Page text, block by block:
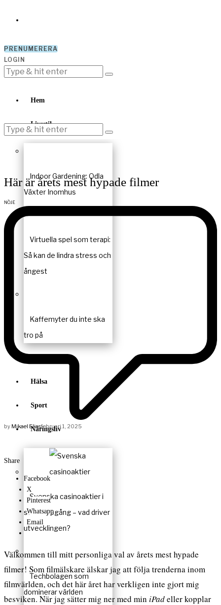
PRENUMERERA
LOGIN
Hem
Livsstil
Indoor Gardening: Odla
Växter Inomhus
Virtuella spel som terapi:
Så kan de lindra stress och
ångest
Kaffemyter du inte ska
tro på
Hälsa
Sport
Näringsliv
Svenska casinoaktier i
stark uppgång – vad driver
utvecklingen?
Techbolagen som
dominerar världen
Här är årets mest hypade filmer
NÖJE
by Mikael Eliasfebruari 1, 2025
Share
Facebook
X
Pinterest
Whatsapp
Email
Välkommen till mitt personliga val av årets mest hypade
filmer! Som filmälskare älskar jag att följa trenderna inom
filmvärlden, och det här året har verkligen inte gjort mig
besviken. När jag sätter mig ner med min iPadeller kopplar